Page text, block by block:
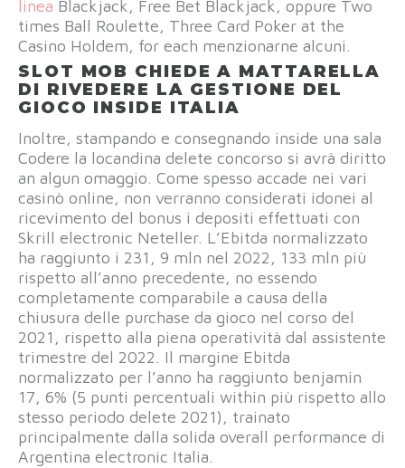
linea Blackjack, Free Bet Blackjack, oppure Two
times Ball Roulette, Three Card Poker at the
Casino Holdem, for each menzionarne alcuni.
SLOT MOB CHIEDE A MATTARELLA
DI RIVEDERE LA GESTIONE DEL
GIOCO INSIDE ITALIA
Inoltre, stampando e consegnando inside una sala
Codere la locandina delete concorso si avrà diritto
an algun omaggio. Come spesso accade nei vari
casinò online, non verranno considerati idonei al
ricevimento del bonus i depositi effettuati con
Skrill electronic Neteller. L’Ebitda normalizzato
ha raggiunto i 231, 9 mln nel 2022, 133 mln più
rispetto all’anno precedente, no essendo
completamente comparabile a causa della
chiusura delle purchase da gioco nel corso del
2021, rispetto alla piena operatività dal assistente
trimestre del 2022. Il margine Ebitda
normalizzato per l’anno ha raggiunto benjamin
17, 6% (5 punti percentuali within più rispetto allo
stesso periodo delete 2021), trainato
principalmente dalla solida overall performance di
Argentina electronic Italia.